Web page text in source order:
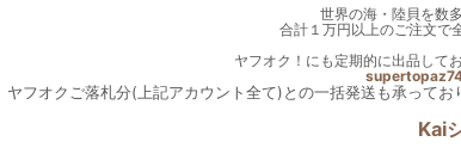
世界の海・陸貝を数
合計１万円以上のご注文で
ヤフオク！にも定期的に出品して
ヤフオクご落札分(上記アカウント全て)との一括発送も承って
Kai